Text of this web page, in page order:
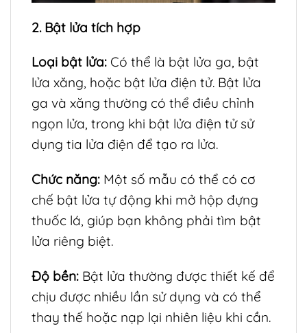
2. Bật lửa tích hợp
Loại bật lửa: Có thể là bật lửa ga, bật
lửa xăng, hoặc bật lửa điện tử. Bật lửa
ga và xăng thường có thể điều chỉnh
ngọn lửa, trong khi bật lửa điện tử sử
dụng tia lửa điện để tạo ra lửa.
Chức năng: Một số mẫu có thể có cơ
chế bật lửa tự động khi mở hộp đựng
thuốc lá, giúp bạn không phải tìm bật
lửa riêng biệt.
Độ bền: Bật lửa thường được thiết kế để
chịu được nhiều lần sử dụng và có thể
thay thế hoặc nạp lại nhiên liệu khi cần.